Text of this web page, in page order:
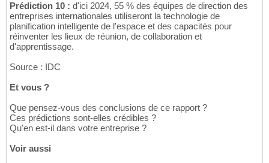
Prédiction 10 : d'ici 2024, 55 % des équipes de direction des
entreprises internationales utiliseront la technologie de
planification intelligente de l'espace et des capacités pour
réinventer les lieux de réunion, de collaboration et
d'apprentissage.
Source : IDC
Et vous ?
Que pensez-vous des conclusions de ce rapport ?
Ces prédictions sont-elles crédibles ?
Qu'en est-il dans votre entreprise ?
Voir aussi